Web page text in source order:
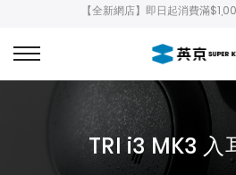
【全新網店】即日起消費滿
TRI i3 MK3 入